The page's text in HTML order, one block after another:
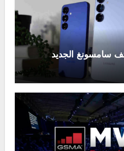
سامسونغ الجديد